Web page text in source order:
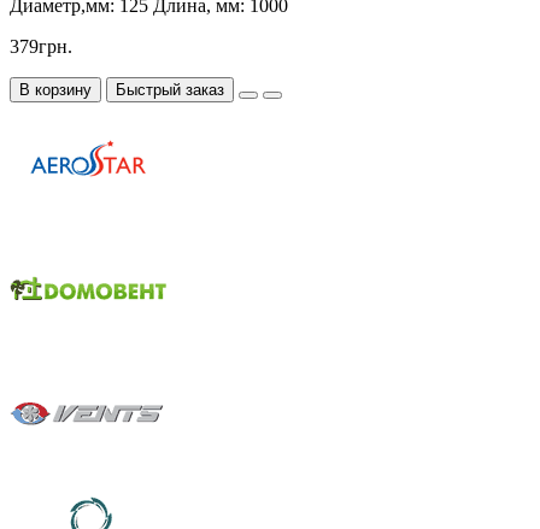
Диаметр,мм: 125 Длина, мм: 1000
379грн.
В корзину Быстрый заказ